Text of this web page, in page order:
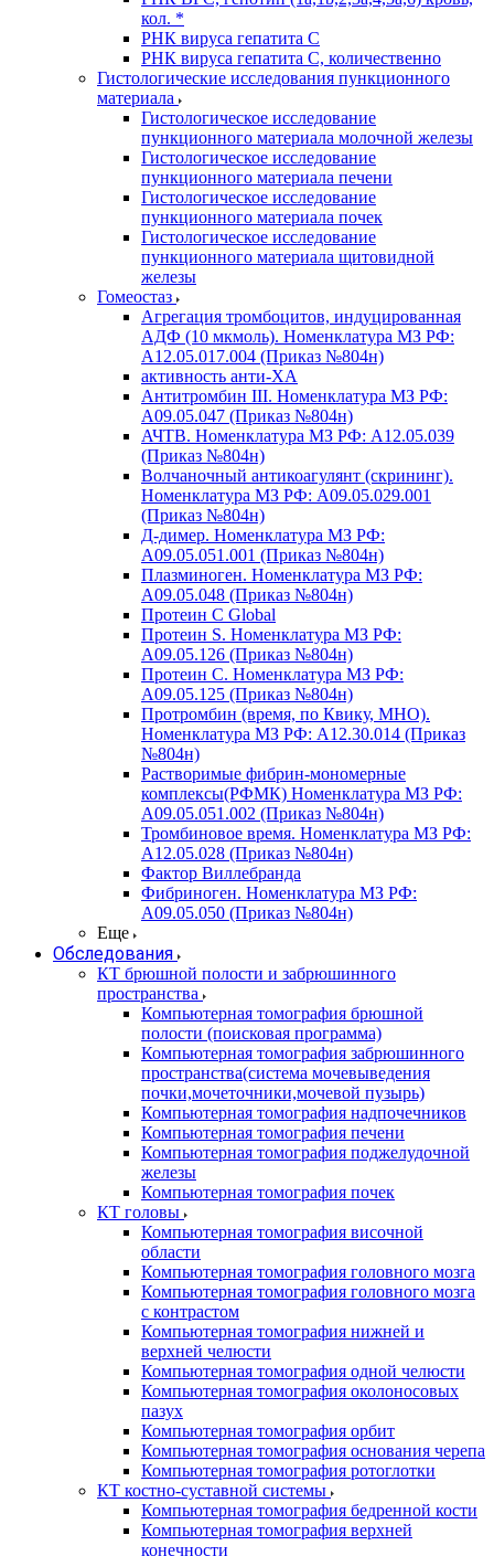
кол. *
РНК вируса гепатита C
РНК вируса гепатита C, количественно
Гистологические исследования пункционного
материала
Гистологическое исследование
пункционного материала молочной железы
Гистологическое исследование
пункционного материала печени
Гистологическое исследование
пункционного материала почек
Гистологическое исследование
пункционного материала щитовидной
железы
Гомеостаз
Агрегация тромбоцитов, индуцированная
АДФ (10 мкмоль). Номенклатура МЗ РФ:
A12.05.017.004 (Приказ №804н)
активность анти-ХА
Антитромбин III. Номенклатура МЗ РФ:
A09.05.047 (Приказ №804н)
АЧТВ. Номенклатура МЗ РФ: A12.05.039
(Приказ №804н)
Волчаночный антикоагулянт (скрининг).
Номенклатура МЗ РФ: A09.05.029.001
(Приказ №804н)
Д-димер. Номенклатура МЗ РФ:
A09.05.051.001 (Приказ №804н)
Плазминоген. Номенклатура МЗ РФ:
A09.05.048 (Приказ №804н)
Протеин C Global
Протеин S. Номенклатура МЗ РФ:
A09.05.126 (Приказ №804н)
Протеин С. Номенклатура МЗ РФ:
A09.05.125 (Приказ №804н)
Протромбин (время, по Квику, МНО).
Номенклатура МЗ РФ: A12.30.014 (Приказ
№804н)
Растворимые фибрин-мономерные
комплексы(РФМК) Номенклатура МЗ РФ:
A09.05.051.002 (Приказ №804н)
Тромбиновое время. Номенклатура МЗ РФ:
A12.05.028 (Приказ №804н)
Фактор Виллебранда
Фибриноген. Номенклатура МЗ РФ:
A09.05.050 (Приказ №804н)
Еще
Обследования
КТ брюшной полости и забрюшинного
пространства
Компьютерная томография брюшной
полости (поисковая программа)
Компьютерная томография забрюшинного
пространства(система мочевыведения
почки,мочеточники,мочевой пузырь)
Компьютерная томография надпочечников
Компьютерная томография печени
Компьютерная томография поджелудочной
железы
Компьютерная томография почек
КТ головы
Компьютерная томография височной
области
Компьютерная томография головного мозга
Компьютерная томография головного мозга
с контрастом
Компьютерная томография нижней и
верхней челюсти
Компьютерная томография одной челюсти
Компьютерная томография околоносовых
пазух
Компьютерная томография орбит
Компьютерная томография основания черепа
Компьютерная томография ротоглотки
КТ костно-суставной системы
Компьютерная томография бедренной кости
Компьютерная томография верхней
конечности